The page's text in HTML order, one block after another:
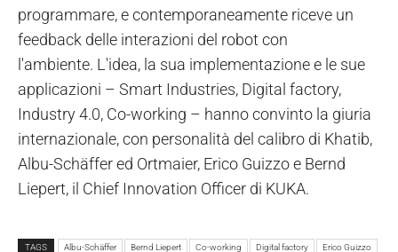
programmare, e contemporaneamente riceve un
feedback delle interazioni del robot con
l'ambiente. L'idea, la sua implementazione e le sue
applicazioni – Smart Industries, Digital factory,
Industry 4.0, Co-working – hanno convinto la giuria
internazionale, con personalità del calibro di Khatib,
Albu-Schäffer ed Ortmaier, Erico Guizzo e Bernd
Liepert, il Chief Innovation Officer di KUKA.
TAGS Albu-Schäffer Bernd Liepert Co-working Digital factory Erico Guizzo